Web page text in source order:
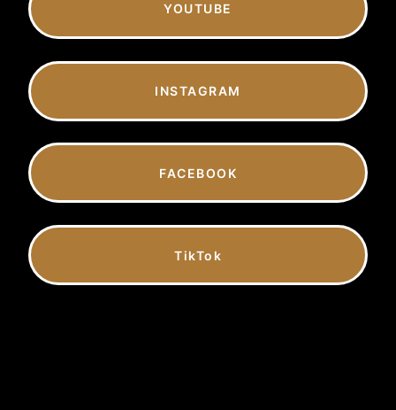
YOUTUBE
INSTAGRAM
FACEBOOK
TikTok